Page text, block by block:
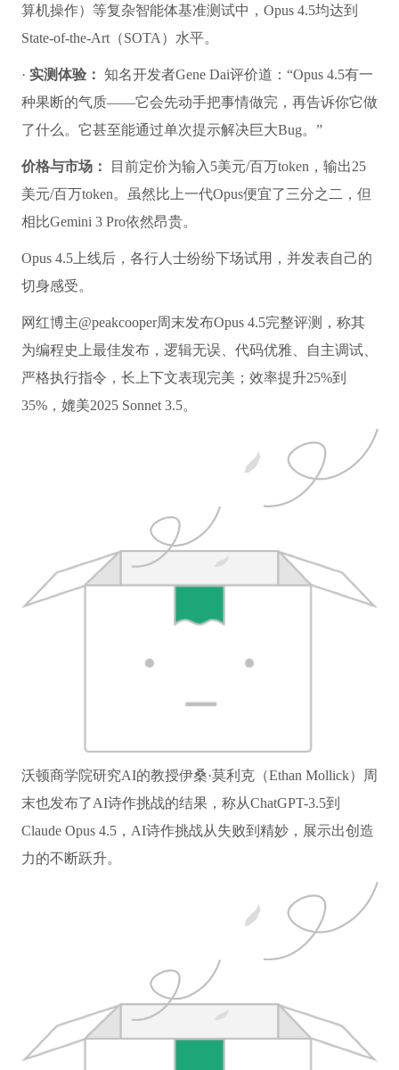
算机操作）等复杂智能体基准测试中，Opus 4.5均达到
State-of-the-Art（SOTA）水平。
· 实测体验： 知名开发者Gene Dai评价道：“Opus 4.5有一
种果断的气质——它会先动手把事情做完，再告诉你它做
了什么。它甚至能通过单次提示解决巨大Bug。”
价格与市场：
目前定价为输入5美元/百万token，输出25
美元/百万token。虽然比上一代Opus便宜了三分之二，但
相比Gemini 3 Pro依然昂贵。
Opus 4.5上线后，各行人士纷纷下场试用，并发表自己的
切身感受。
网红博主@peakcooper周末发布Opus 4.5完整评测，称其
为编程史上最佳发布，逻辑无误、代码优雅、自主调试、
严格执行指令，长上下文表现完美；效率提升25%到
35%，媲美2025 Sonnet 3.5。
沃顿商学院研究AI的教授伊桑·莫利克（Ethan Mollick）周
末也发布了AI诗作挑战的结果，称从ChatGPT-3.5到
Claude Opus 4.5，AI诗作挑战从失败到精妙，展示出创造
力的不断跃升。